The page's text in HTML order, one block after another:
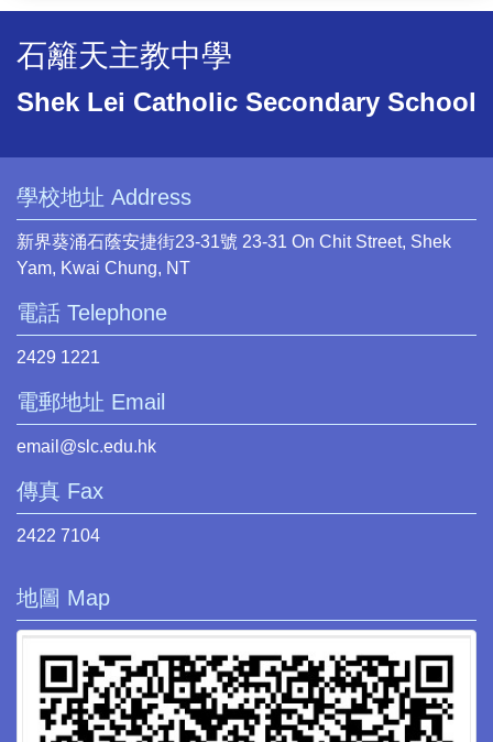
石籬天主教中學
Shek Lei Catholic Secondary School
學校地址 Address
新界葵涌石蔭安捷街23-31號 23-31 On Chit Street, Shek
Yam, Kwai Chung, NT
電話 Telephone
2429 1221
電郵地址 Email
email@slc.edu.hk
傳真 Fax
2422 7104
地圖 Map